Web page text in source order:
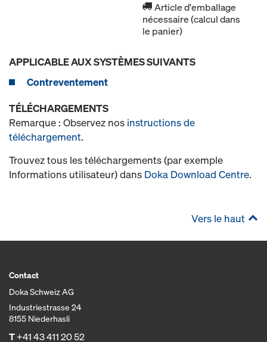
Article d'emballage
nécessaire (calcul dans
le panier)
APPLICABLE AUX SYSTÈMES SUIVANTS
Contreventement
TÉLÉCHARGEMENTS
Remarque : Observez nos instructions de
téléchargement.
Trouvez tous les téléchargements (par exemple
Informations utilisateur) dans Doka Download Centre.
Vers le haut
Contact
Doka Schweiz AG
Industriestrasse 24
8155 Niederhasli
T+41 43 411 20 52